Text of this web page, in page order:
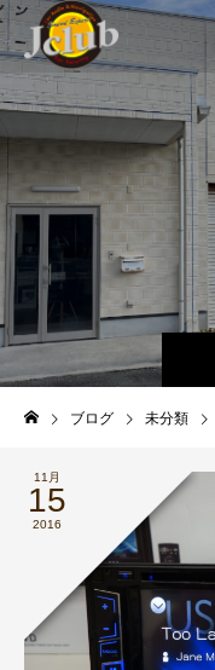
ブログ 未分類
11月
15
2016